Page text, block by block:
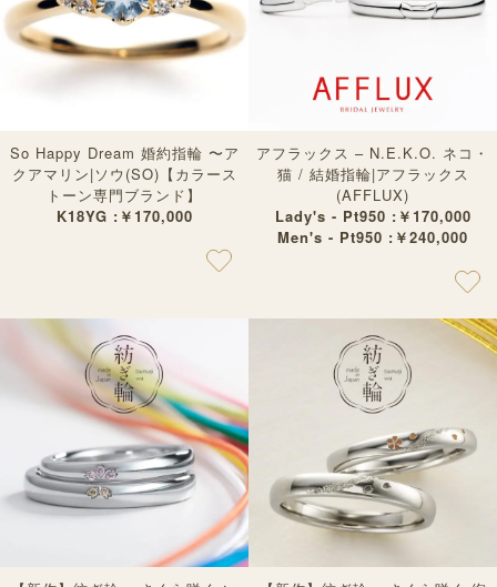
So Happy Dream 婚約指輪 〜ア
クアマリン|ソウ(SO)【カラース
トーン専門ブランド】
K18YG :￥170,000
アフラックス – N.E.K.O. ネコ・
猫 / 結婚指輪|アフラックス
(AFFLUX)
Lady's - Pt950 :￥170,000
Men's - Pt950 :￥240,000